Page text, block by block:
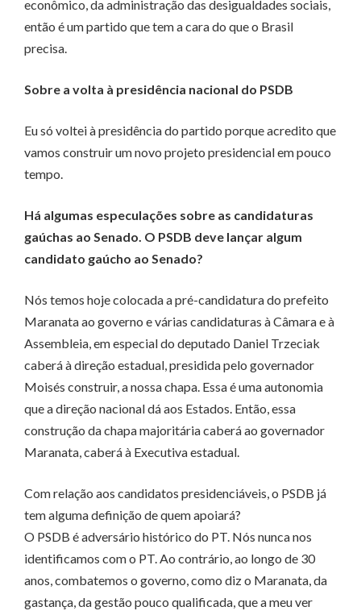
econômico, da administração das desigualdades sociais,
então é um partido que tem a cara do que o Brasil
precisa.
Sobre a volta à presidência nacional do PSDB
Eu só voltei à presidência do partido porque acredito que
vamos construir um novo projeto presidencial em pouco
tempo.
Há algumas especulações sobre as candidaturas
gaúchas ao Senado. O PSDB deve lançar algum
candidato gaúcho ao Senado?
Nós temos hoje colocada a pré-candidatura do prefeito
Maranata ao governo e várias candidaturas à Câmara e à
Assembleia, em especial do deputado Daniel Trzeciak
caberá à direção estadual, presidida pelo governador
Moisés construir, a nossa chapa. Essa é uma autonomia
que a direção nacional dá aos Estados. Então, essa
construção da chapa majoritária caberá ao governador
Maranata, caberá à Executiva estadual.
Com relação aos candidatos presidenciáveis, o PSDB já
tem alguma definição de quem apoiará?
O PSDB é adversário histórico do PT. Nós nunca nos
identificamos com o PT. Ao contrário, ao longo de 30
anos, combatemos o governo, como diz o Maranata, da
gastança, da gestão pouco qualificada, que a meu ver